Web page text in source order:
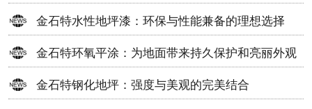
金石特水性地坪漆：环保与性能兼备的理想选择
金石特环氧平涂：为地面带来持久保护和亮丽外观
金石特钢化地坪：强度与美观的完美结合